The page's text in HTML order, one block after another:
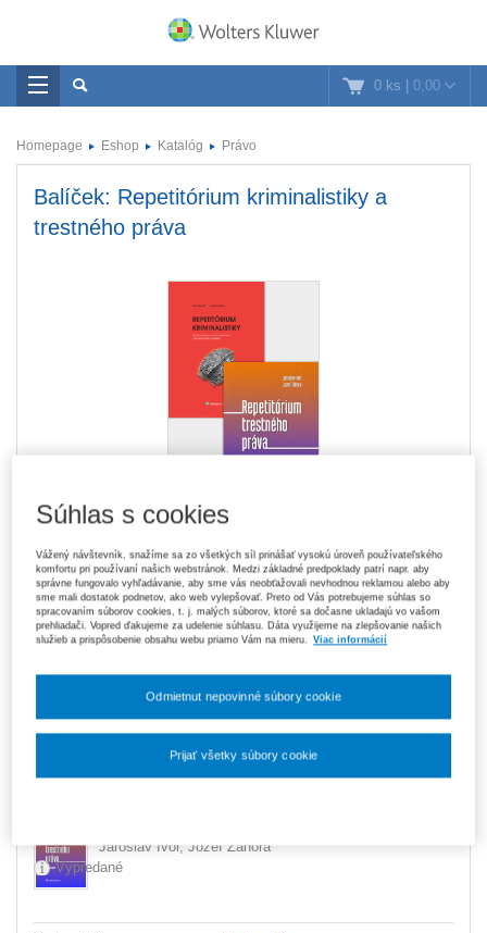
0 ks | 0,00
Homepage Eshop Katalóg Právo
Balíček: Repetitórium kriminalistiky a
trestného práva
Balíček
Predaj ukončený
Repetitórium kriminalistiky
Peter Polák, Jozef Kubala
Vypredané
Jaroslav Ivor, Jozef Záhora
Vypredané
Súhlas s cookies
Vážený návštevník, snažíme sa zo všetkých síl prinášať vysokú úroveň používateľského
komfortu pri používaní našich webstránok. Medzi základné predpoklady patrí napr. aby
správne fungovalo vyhľadávanie, aby sme vás neobťažovali nevhodnou reklamou alebo aby
sme mali dostatok podnetov, ako web vylepšovať. Preto od Vás potrebujeme súhlas so
spracovaním súborov cookies, t. j. malých súborov, ktoré sa dočasne ukladajú vo vašom
prehliadači. Vopred ďakujeme za udelenie súhlasu. Dáta využijeme na zlepšovanie našich
služieb a prispôsobenie obsahu webu priamo Vám na mieru.
Viac informácií
Odmietnut nepovinné súbory cookie
Prijať všetky súbory cookie